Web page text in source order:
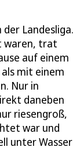
Landesliga.
waren, trat
auf einem
mit einem
Nur in
daneben
riesengroß,
war und
unter Wasser